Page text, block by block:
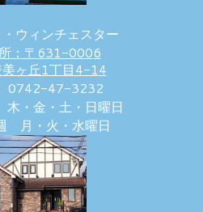
ウィンチェスター
：〒631-0006
美ヶ丘1丁目4-14
0742-47-3232
・金・土・日曜日
月・火・水曜日